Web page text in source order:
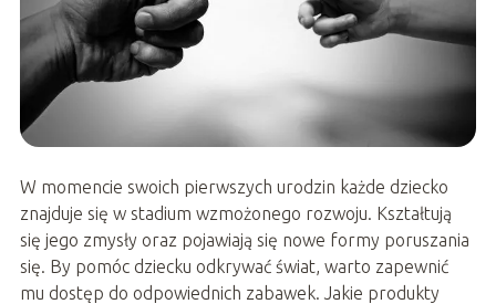
W momencie swoich pierwszych urodzin każde dziecko
znajduje się w stadium wzmożonego rozwoju. Kształtują
się jego zmysły oraz pojawiają się nowe formy poruszania
się. By pomóc dziecku odkrywać świat, warto zapewnić
mu dostęp do odpowiednich zabawek. Jakie produkty